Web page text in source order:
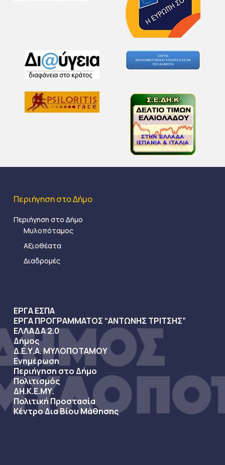
Περιήγηση στο Δήμο
Περιήγηση στο Δήμο
Μυλοπόταμος
Αξιοθέατα
Διαδρομές
ΕΡΓΑ ΕΣΠΑ
ΕΡΓΑ ΠΡΟΓΡΑΜΜΑΤΟΣ “ΑΝΤΩΝΗΣ ΤΡΙΤΣΗΣ”
ΕΛΛΑΔΑ 2.0
Δήμος
Δ.Ε.Υ.Α. ΜΥΛΟΠΟΤΑΜΟΥ
Ενημέρωση
Περιήγηση στο Δήμο
Πολιτισμός
ΔΗ.Κ.Ε.ΜΥ.
Πολιτική Προστασία
Κέντρο Δια Βίου Μάθησης